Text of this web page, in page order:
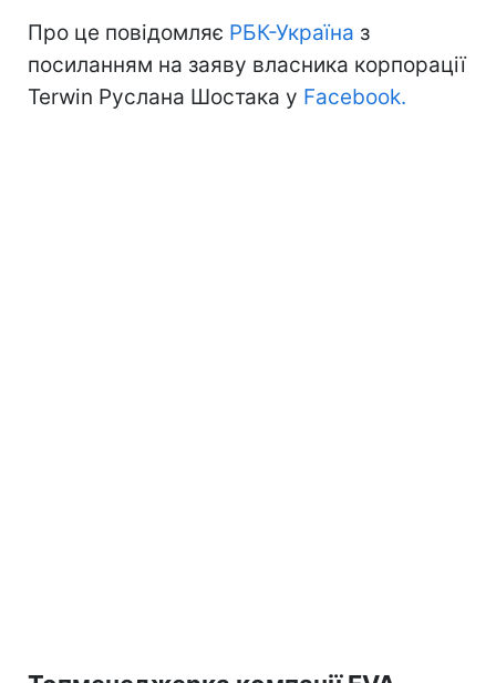
Про це повідомляє РБК-Україна з
посиланням на заяву власника корпорації
Terwin Руслана Шостака у Facebook.